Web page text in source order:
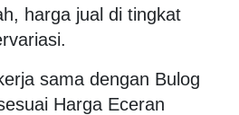
harga jual di tingkat
sama dengan Bulog
Harga Eceran